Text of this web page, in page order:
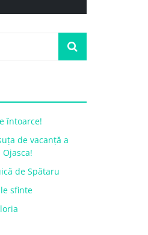
întoarce!
de vacanță a
de Spătaru
sfinte